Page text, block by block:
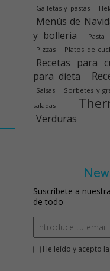
Galletas y pastas
Menús de
y bolleria
Pasta
Pizzas Platos de
Recetas para
para dieta
Salsas Sorbetes y
saladas
Verduras
Suscríbete a
de todo
He leído y acepto la